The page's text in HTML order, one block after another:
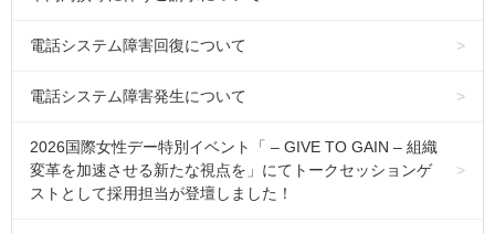
電話システム障害回復について
電話システム障害発生について
2026国際女性デー特別イベント「 – GIVE TO GAIN – 組織
変革を加速させる新たな視点を」にてトークセッションゲ
ストとして採用担当が登壇しました！